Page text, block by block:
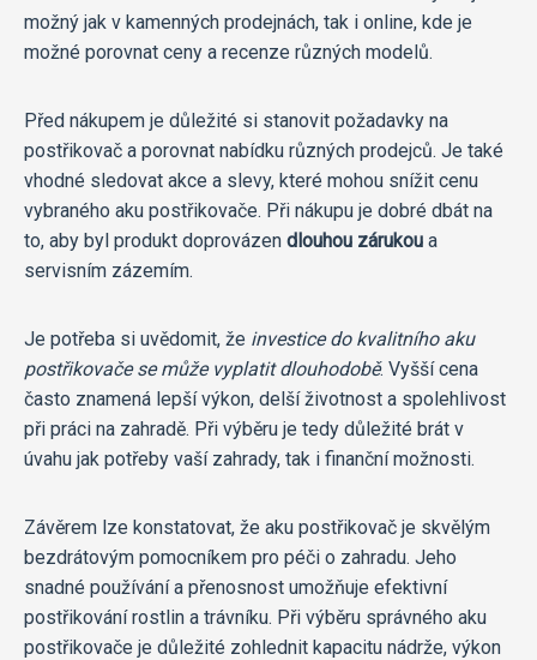
možný jak v kamenných prodejnách, tak i online, kde je
možné porovnat ceny a recenze různých modelů.
Před nákupem je důležité si stanovit požadavky na
postřikovač a porovnat nabídku různých prodejců. Je také
vhodné sledovat akce a slevy, které mohou snížit cenu
vybraného aku postřikovače. Při nákupu je dobré dbát na
to, aby byl produkt doprovázen dlouhou zárukou a
servisním zázemím.
Je potřeba si uvědomit, že investice do kvalitního aku
postřikovače se může vyplatit dlouhodobě. Vyšší cena
často znamená lepší výkon, delší životnost a spolehlivost
při práci na zahradě. Při výběru je tedy důležité brát v
úvahu jak potřeby vaší zahrady, tak i finanční možnosti.
Závěrem lze konstatovat, že aku postřikovač je skvělým
bezdrátovým pomocníkem pro péči o zahradu. Jeho
snadné používání a přenosnost umožňuje efektivní
postřikování rostlin a trávníku. Při výběru správného aku
postřikovače je důležité zohlednit kapacitu nádrže, výkon